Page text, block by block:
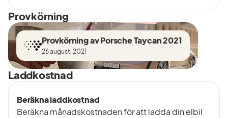
Provkörning
Provkörning av Porsche Taycan 2021
26 augusti 2021
Laddkostnad
Beräkna laddkostnad
Beräkna månadskostnaden för att ladda din elbil